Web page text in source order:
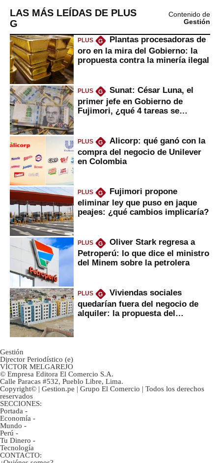
LAS MÁS LEÍDAS DE PLUS
G
Contenido de
Gestión
PLUS G
Plantas procesadoras de
oro en la mira del Gobierno: la
propuesta contra la minería ilegal
PLUS G
Sunat: César Luna, el
primer jefe en Gobierno de
Fujimori, ¿qué 4 tareas se
PLUS G
Alicorp: qué ganó con la
compra del negocio de Unilever
en Colombia
PLUS G
Fujimori propone
eliminar ley que puso en jaque
peajes: ¿qué cambios implicaría?
PLUS G
Oliver Stark regresa a
Petroperú: lo que dice el ministro
del Minem sobre la petrolera
PLUS G
Viviendas sociales
quedarían fuera del negocio de
alquiler: la propuesta del
Gestión
Director Periodístico (e)
VÍCTOR MELGAREJO
© Empresa Editora El Comercio S.A.
Calle Paracas #532, Pueblo Libre, Lima.
Copyright© | Gestion.pe | Grupo El Comercio | Todos los derechos
reservados
SECCIONES:
Portada -
Economía -
Mundo -
Perú -
Tu Dinero -
Tecnología
CONTACTO: